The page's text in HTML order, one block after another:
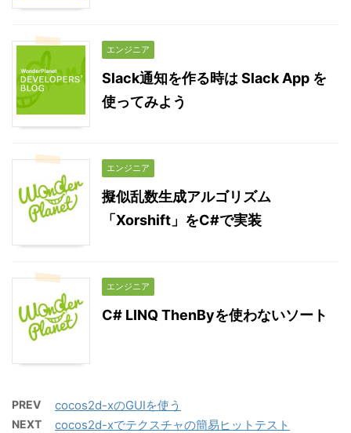
エンジニア
Slack通知を作る時は Slack App を
使ってみよう
エンジニア
擬似乱数生成アルゴリズム
「Xorshift」をC#で実装
エンジニア
C# LINQ ThenByを使わないソート
PREV cocos2d-xのGUIを使う
NEXT cocos2d-xでテクスチャの簡易ヒットテスト